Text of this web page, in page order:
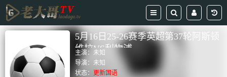
5月16日25-26赛季英超第37轮阿斯顿
维拉VS利物浦
主演： 未知
导演：未知
状态： 更新国语